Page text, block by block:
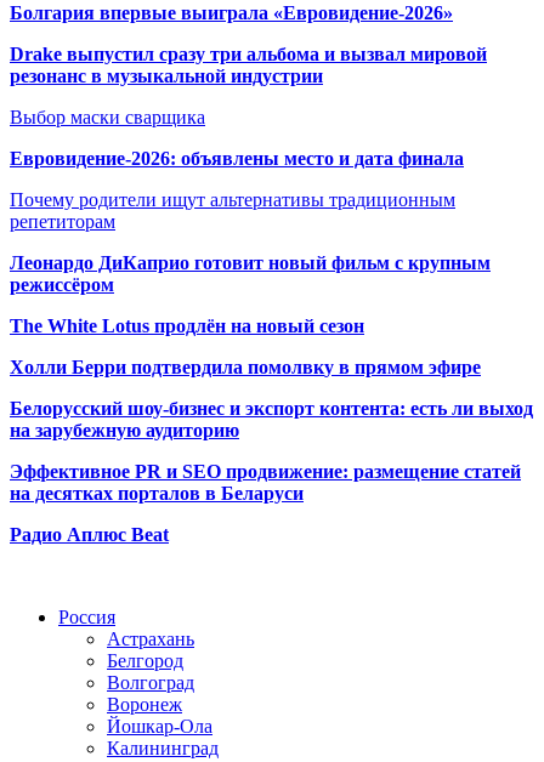
Болгария впервые выиграла «Евровидение-2026»
Drake выпустил сразу три альбома и вызвал мировой
резонанс в музыкальной индустрии
Выбор маски сварщика
Евровидение-2026: объявлены место и дата финала
Почему родители ищут альтернативы традиционным
репетиторам
Леонардо ДиКаприо готовит новый фильм с крупным
режиссёром
The White Lotus продлён на новый сезон
Холли Берри подтвердила помолвку в прямом эфире
Белорусский шоу-бизнес и экспорт контента: есть ли выход
на зарубежную аудиторию
Эффективное PR и SEO продвижение: размещение статей
на десятках порталов в Беларуси
Радио Аплюс Beat
Россия
Астрахань
Белгород
Волгоград
Воронеж
Йошкар-Ола
Калининград